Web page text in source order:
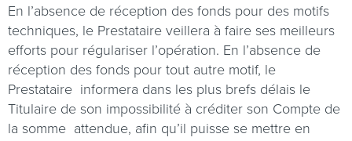
En l’absence de réception des fonds pour des motifs
techniques, le Prestataire veillera à faire ses meilleurs
efforts pour régulariser l’opération. En l’absence de
réception des fonds pour tout autre motif, le
Prestataire informera dans les plus brefs délais le
Titulaire de son impossibilité à créditer son Compte de
la somme attendue, afin qu’il puisse se mettre en